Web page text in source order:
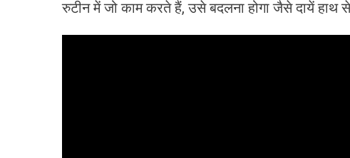
रुटीन में जो काम करते हैं, उसे बदलना होगा जैसे दायें हाथ